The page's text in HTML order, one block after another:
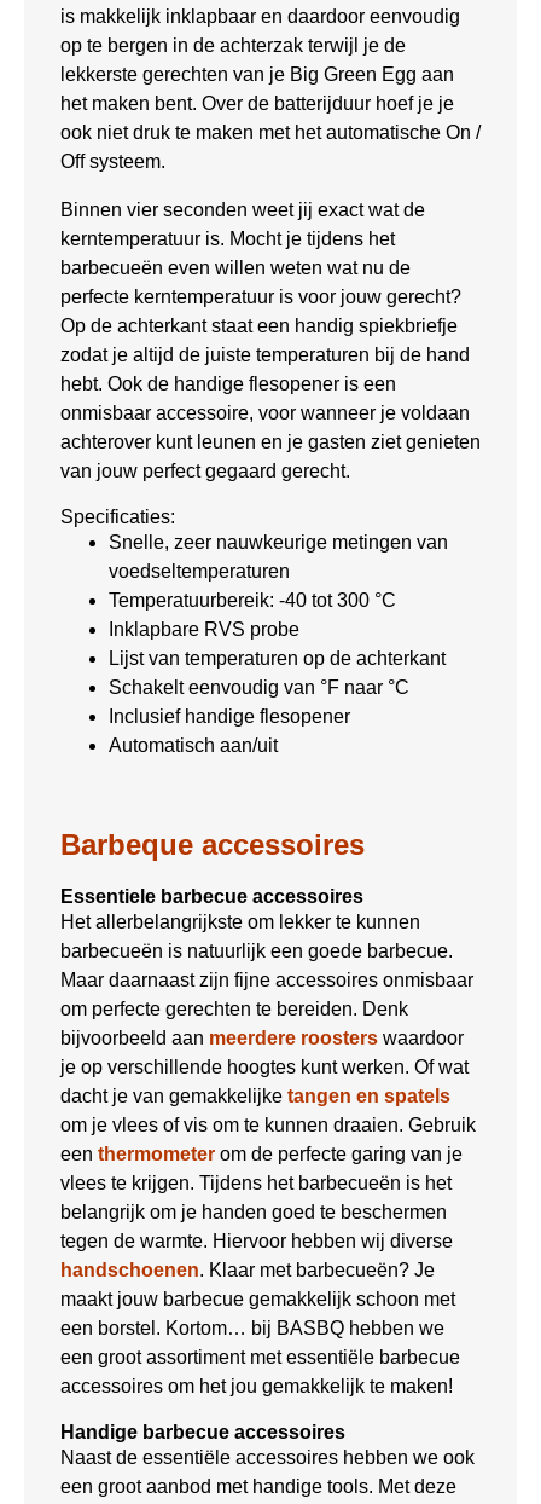
is makkelijk inklapbaar en daardoor eenvoudig
op te bergen in de achterzak terwijl je de
lekkerste gerechten van je Big Green Egg aan
het maken bent. Over de batterijduur hoef je je
ook niet druk te maken met het automatische On /
Off systeem.
Binnen vier seconden weet jij exact wat de
kerntemperatuur is. Mocht je tijdens het
barbecueën even willen weten wat nu de
perfecte kerntemperatuur is voor jouw gerecht?
Op de achterkant staat een handig spiekbriefje
zodat je altijd de juiste temperaturen bij de hand
hebt. Ook de handige flesopener is een
onmisbaar accessoire, voor wanneer je voldaan
achterover kunt leunen en je gasten ziet genieten
van jouw perfect gegaard gerecht.
Specificaties:
Snelle, zeer nauwkeurige metingen van
voedseltemperaturen
Temperatuurbereik: -40 tot 300 °C
Inklapbare RVS probe
Lijst van temperaturen op de achterkant
Schakelt eenvoudig van °F naar °C
Inclusief handige flesopener
Automatisch aan/uit
Barbeque accessoires
Essentiele barbecue accessoires
Het allerbelangrijkste om lekker te kunnen
barbecueën is natuurlijk een goede barbecue.
Maar daarnaast zijn fijne accessoires onmisbaar
om perfecte gerechten te bereiden. Denk
bijvoorbeeld aan meerdere roosters waardoor
je op verschillende hoogtes kunt werken. Of wat
dacht je van gemakkelijke tangen en spatels
om je vlees of vis om te kunnen draaien. Gebruik
een thermometer om de perfecte garing van je
vlees te krijgen. Tijdens het barbecueën is het
belangrijk om je handen goed te beschermen
tegen de warmte. Hiervoor hebben wij diverse
handschoenen. Klaar met barbecueën? Je
maakt jouw barbecue gemakkelijk schoon met
een borstel. Kortom… bij BASBQ hebben we
een groot assortiment met essentiële barbecue
accessoires om het jou gemakkelijk te maken!
Handige barbecue accessoires
Naast de essentiële accessoires hebben we ook
een groot aanbod met handige tools. Met deze